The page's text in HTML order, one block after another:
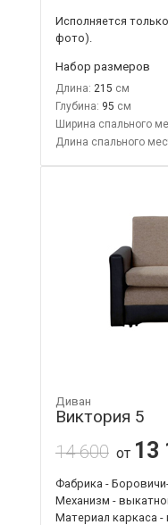
Исполняется
фото).
Набор размеров
Длина: 215
Глубина: 95
Ширина спального
Длина спального
Диван
Виктория 5
14 600 от 13
Фабрика -
Механизм -
Материал каркаса -